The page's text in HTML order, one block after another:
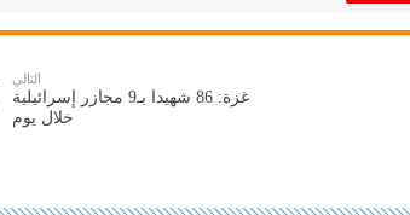
التالي
غزة: 86 شهيدا بـ9 مجازر إسرائيلية
خلال يوم